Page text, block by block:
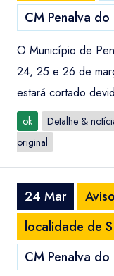
CM Penalva
O Município de
24, 25 e 26 de
estará cortado
ok
Detalhe &
original
24 Mar
localidade de
CM Penalva